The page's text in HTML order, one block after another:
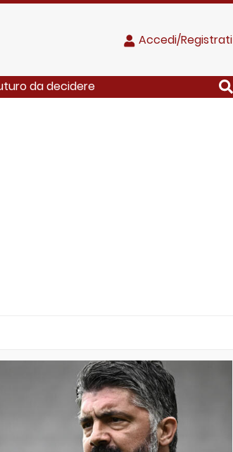
Accedi/Registrati
da decidere